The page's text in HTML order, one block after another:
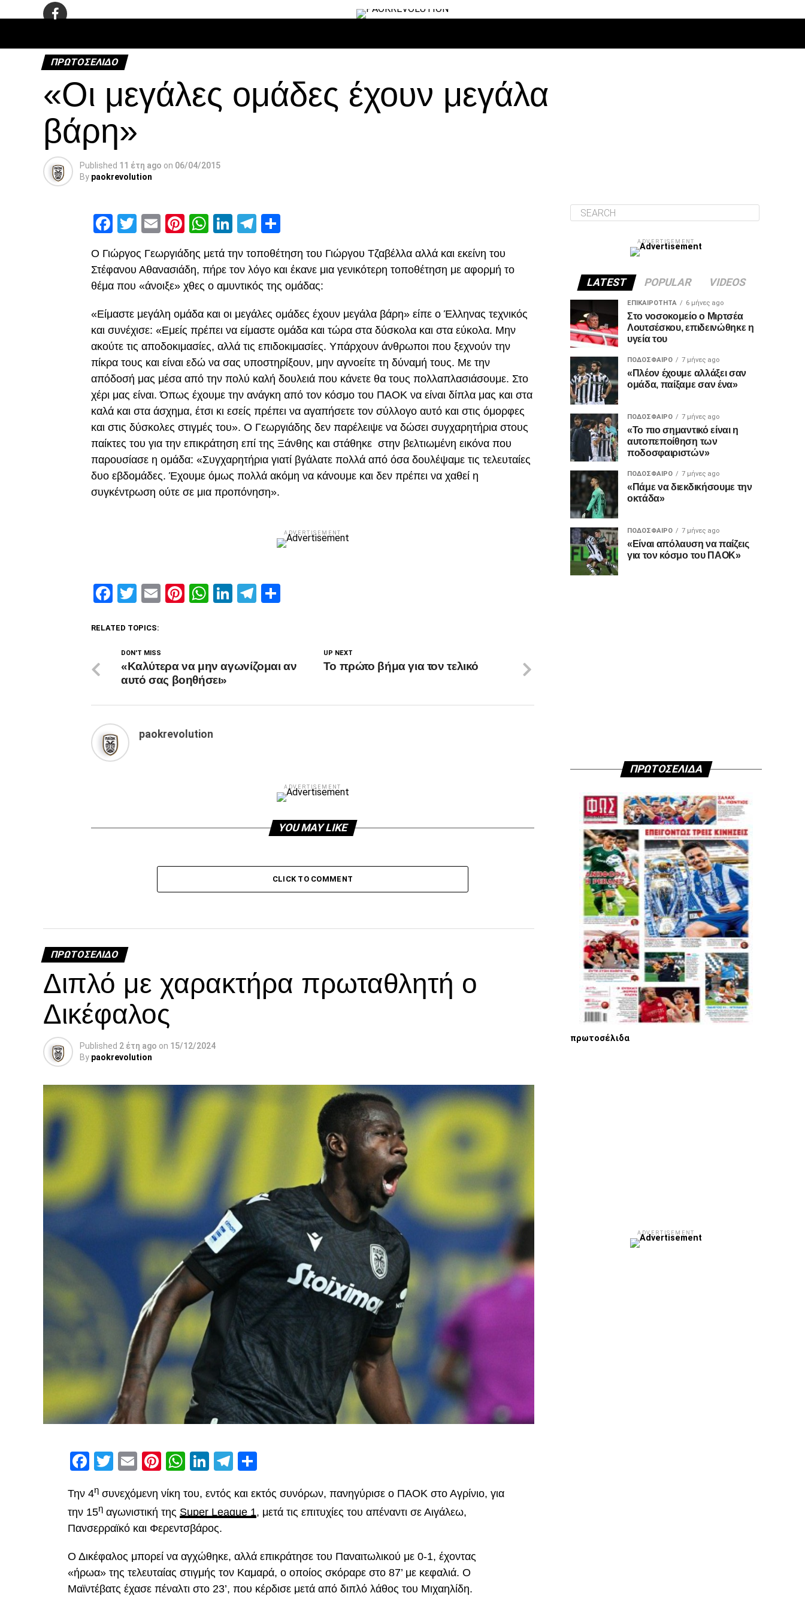
ΠΡΩΤΟΣΈΛΙΔΟ
«Οι μεγάλες ομάδες έχουν μεγάλα
βάρη»
Published 11 έτη ago on 06/04/2015
By paokrevolution
Facebook
Twitter
EmailPinterest
WhatsApp
LinkedIn
Telegram
Ο Γιώργος Γεωργιάδης μετά την τοποθέτηση του Γιώργου Τζαβέλλα αλλά και εκείνη του
Στέφανου Αθανασιάδη, πήρε τον λόγο και έκανε μια γενικότερη τοποθέτηση με αφορμή το
θέμα που «άνοιξε» χθες ο αμυντικός της ομάδας:
«Είμαστε μεγάλη ομάδα και οι μεγάλες ομάδες έχουν μεγάλα βάρη» είπε ο Έλληνας τεχνικός
και συνέχισε: «Εμείς πρέπει να είμαστε ομάδα και τώρα στα δύσκολα και στα εύκολα. Μην
ακούτε τις αποδοκιμασίες, αλλά τις επιδοκιμασίες. Υπάρχουν άνθρωποι που ξεχνούν την
πίκρα τους και είναι εδώ να σας υποστηρίξουν, μην αγνοείτε τη δύναμή τους. Με την
απόδοσή μας μέσα από την πολύ καλή δουλειά που κάνετε θα τους πολλαπλασιάσουμε. Στο
χέρι μας είναι. Όπως έχουμε την ανάγκη από τον κόσμο του ΠΑΟΚ να είναι δίπλα μας και στα
καλά και στα άσχημα, έτσι κι εσείς πρέπει να αγαπήσετε τον σύλλογο αυτό και στις όμορφες
και στις δύσκολες στιγμές του». Ο Γεωργιάδης δεν παρέλειψε να δώσει συγχαρητήρια στους
παίκτες του για την επικράτηση επί της Ξάνθης και στάθηκε στην βελτιωμένη εικόνα που
παρουσίασε η ομάδα: «Συγχαρητήρια γιατί βγάλατε πολλά από όσα δουλέψαμε τις τελευταίες
δυο εβδομάδες. Έχουμε όμως πολλά ακόμη να κάνουμε και δεν πρέπει να χαθεί η
συγκέντρωση ούτε σε μια προπόνηση».
ADVERTISEMENT
Facebook
Twitter
EmailPinterest
WhatsApp
LinkedIn
Telegram
RELATED TOPICS:
UP NEXT
Το πρώτο βήμα για τον τελικό
DON'T MISS
«Καλύτερα να μην αγωνίζομαι αν
αυτό σας βοηθήσει»
paokrevolution
ADVERTISEMENT
YOU MAY LIKE
CLICK TO COMMENT
ΠΡΩΤΟΣΈΛΙΔΟ
Διπλό με χαρακτήρα πρωταθλητή ο
Δικέφαλος
Published 2 έτη ago on 15/12/2024
By paokrevolution
Facebook
Twitter
EmailPinterest
WhatsApp
LinkedIn
Telegram
Την 4η συνεχόμενη νίκη του, εντός και εκτός συνόρων, πανηγύρισε ο ΠΑΟΚ στο Αγρίνιο, για
την 15η αγωνιστική της Super League 1, μετά τις επιτυχίες του απέναντι σε Αιγάλεω,
Πανσερραϊκό και Φερεντσβάρος.
Ο Δικέφαλος μπορεί να αγχώθηκε, αλλά επικράτησε του Παναιτωλικού με 0-1, έχοντας
«ήρωα» της τελευταίας στιγμής τον Καμαρά, ο οποίος σκόραρε στο 87’ με κεφαλιά. Ο
Μαϊντέβατς έχασε πέναλτι στο 23’, που κέρδισε μετά από διπλό λάθος του Μιχαηλίδη.
ADVERTISEMENT
LATEST POPULAR VIDEOS
ΕΠΙΚΑΙΡΌΤΗΤΑ 6 μήνες ago
Στο νοσοκομείο ο Μιρτσέα
Λουτσέσκου, επιδεινώθηκε η
υγεία του
ΠΟΔΌΣΦΑΙΡΟ 7 μήνες ago
«Πλέον έχουμε αλλάξει σαν
ομάδα, παίξαμε σαν ένα»
ΠΟΔΌΣΦΑΙΡΟ 7 μήνες ago
«Το πιο σημαντικό είναι η
αυτοπεποίθηση των
ποδοσφαιριστών»
ΠΟΔΌΣΦΑΙΡΟ 7 μήνες ago
«Πάμε να διεκδικήσουμε την
οκτάδα»
ΠΟΔΌΣΦΑΙΡΟ 7 μήνες ago
«Είναι απόλαυση να παίζεις
για τον κόσμο του ΠΑΟΚ»
ΠΡΩΤΟΣΕΛΙΔΑ
πρωτοσέλιδα
ADVERTISEMENT